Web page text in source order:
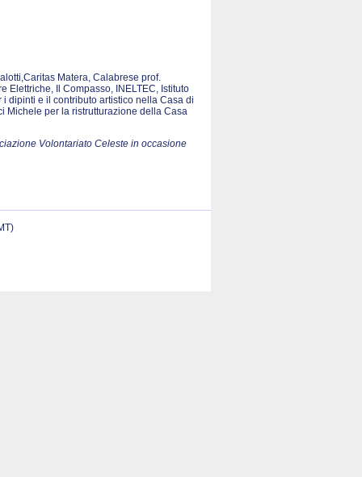
Matera, Calabrese prof.
Elettriche, Il Compasso, INELTEC, Istituto
i dipinti e il contributo artistico nella Casa di
Michele per la ristrutturazione della Casa
Volontariato Celeste in occasione